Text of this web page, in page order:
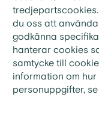
du oss att
godkänna
hanterar cookies
samtycke till
information om
personuppgifter,
I Sverige betalar
skatt. Det finns
skattenivåer
som var du bor i
Varför